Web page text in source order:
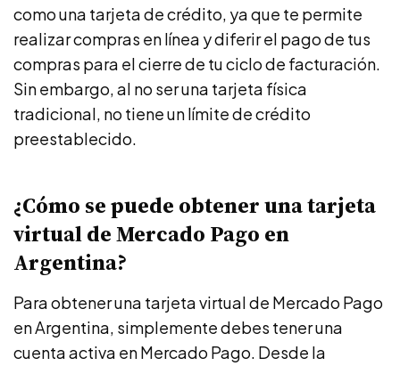
como una tarjeta de crédito, ya que te permite
realizar compras en línea y diferir el pago de tus
compras para el cierre de tu ciclo de facturación.
Sin embargo, al no ser una tarjeta física
tradicional, no tiene un límite de crédito
preestablecido.
¿Cómo se puede obtener una tarjeta
virtual de Mercado Pago en
Argentina?
Para obtener una tarjeta virtual de Mercado Pago
en Argentina, simplemente debes tener una
cuenta activa en Mercado Pago. Desde la